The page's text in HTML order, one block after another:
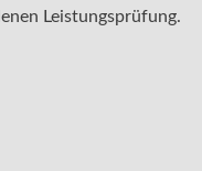
Leistungsprüfung.